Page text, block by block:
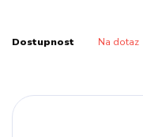
Dostupnost Na dotaz